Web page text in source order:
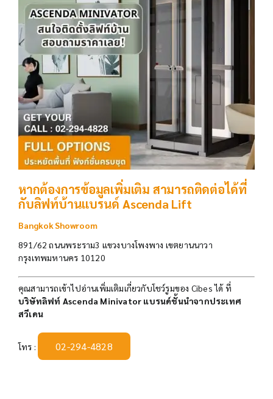
หากต้องการข้อมูลเพิ่มเติม สามารถติดต่อได้ที่
กับลิฟท์บ้านแบรนด์ Ascenda Lift
Bangkok Showroom
891/62 ถนนพระราม3 แขวงบางโพงพาง เขตยานนาวา
กรุงเทพมหานคร 10120
คุณสามารถเข้าไปอ่านเพิ่มเติมเกี่ยวกับโชว์รูมของ Cibes ได้ ที่
บริษัทลิฟท์ Ascenda Minivator แบรนด์ชั้นนำจากประเทศ
สวีเดน
โทร : 02-294-4828